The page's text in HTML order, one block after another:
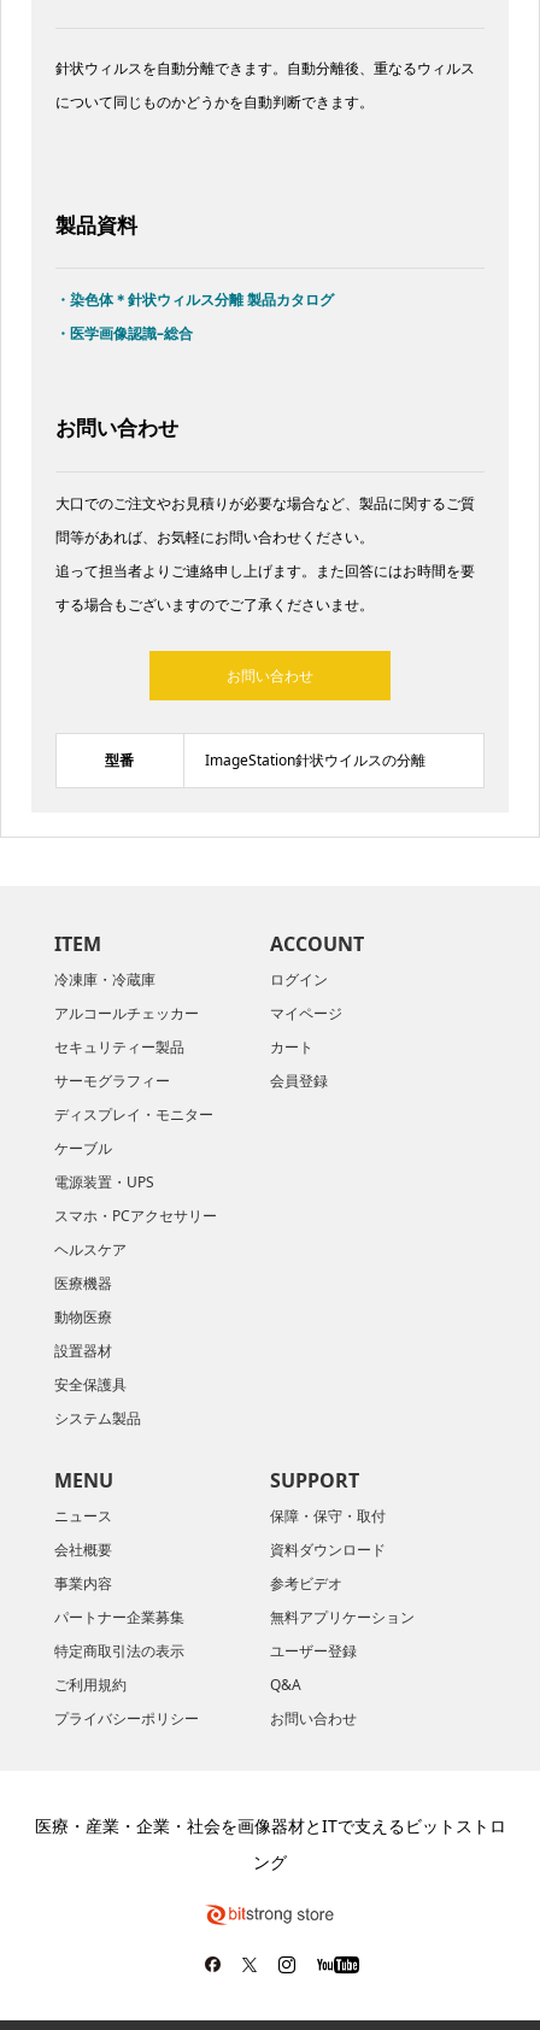
針状ウィルスを自動分離できます。自動分離後、重なるウィルス
について同じものかどうかを自動判断できます。
製品資料
・染色体＊針状ウィルス分離 製品カタログ
・医学画像認識–総合
お問い合わせ
大口でのご注文やお見積りが必要な場合など、製品に関するご質
問等があれば、お気軽にお問い合わせください。
追って担当者よりご連絡申し上げます。また回答にはお時間を要
する場合もございますのでご了承くださいませ。​
お問い合わせ
型番 ImageStation針状ウイルスの分離
ITEM
冷凍庫・冷蔵庫
アルコールチェッカー
セキュリティー製品
サーモグラフィー
ディスプレイ・モニター
ケーブル
電源装置・UPS
スマホ・PCアクセサリー
ヘルスケア
医療機器
動物医療
設置器材
安全保護具
システム製品
ACCOUNT
ログイン
マイページ
カート
会員登録
MENU
ニュース
会社概要
​事業内容
パートナー企業募集
特定商取引法の表示
ご利用規約
プライバシーポリシー
SUPPORT
保障・保守・取付
資料ダウンロード
参考ビデオ
無料アプリケーション
ユーザー登録
Q&A
お問い合わせ
医療・産業・企業・社会を画像器材とITで支えるビットストロ
ング